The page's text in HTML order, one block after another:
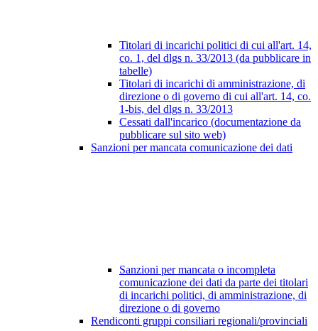
Titolari di incarichi politici di cui all'art. 14,
co. 1, del dlgs n. 33/2013 (da pubblicare in
tabelle)
Titolari di incarichi di amministrazione, di
direzione o di governo di cui all'art. 14, co.
1-bis, del dlgs n. 33/2013
Cessati dall'incarico (documentazione da
pubblicare sul sito web)
Sanzioni per mancata comunicazione dei dati
Sanzioni per mancata o incompleta
comunicazione dei dati da parte dei titolari
di incarichi politici, di amministrazione, di
direzione o di governo
Rendiconti gruppi consiliari regionali/provinciali